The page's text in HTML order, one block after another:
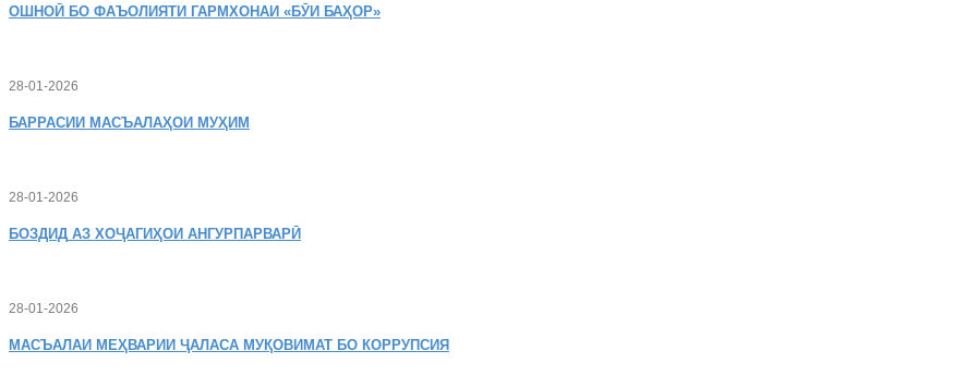
ОШНОӢ БО ФАЪОЛИЯТИ ГАРМХОНАИ «БӮИ БАҲОР»
28-01-2026
БАРРАСИИ МАСЪАЛАҲОИ МУҲИМ
28-01-2026
БОЗДИД АЗ ХОҶАГИҲОИ АНГУРПАРВАРӢ
28-01-2026
МАСЪАЛАИ МЕҲВАРИИ ҶАЛАСА МУҚОВИМАТ БО КОРРУПСИЯ